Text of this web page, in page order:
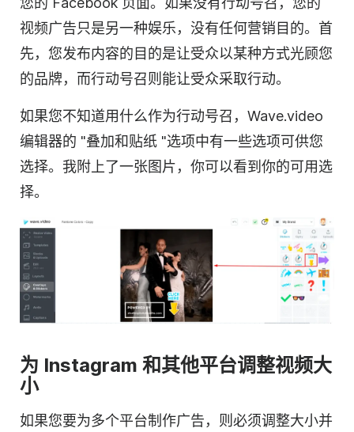
视频广告只是另一种娱乐，没有任何营销目的。首
先，您发布内容的目的是让受众以某种方式光顾您
的品牌，而行动号召则能让受众采取行动。
如果您不知道用什么作为行动号召，Wave.video
编辑器的 "叠加和贴纸 "选项中有一些选项可供您
选择。我附上了一张图片，你可以看到你的可用选
择。
为 Instagram 和其他平台调整视频大
小
如果您要为多个平台制作广告，则必须调整大小并